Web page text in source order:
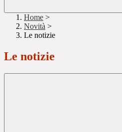
Home >
Novità >
Le notizie
Le notizie